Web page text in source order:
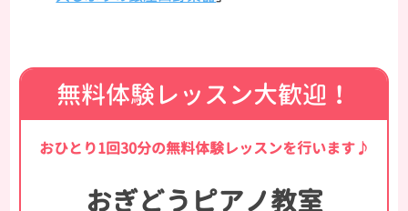
無料体験レッスン大歓迎！
おひとり1回30分の無料体験レッスンを行います♪
おぎどうピアノ教室